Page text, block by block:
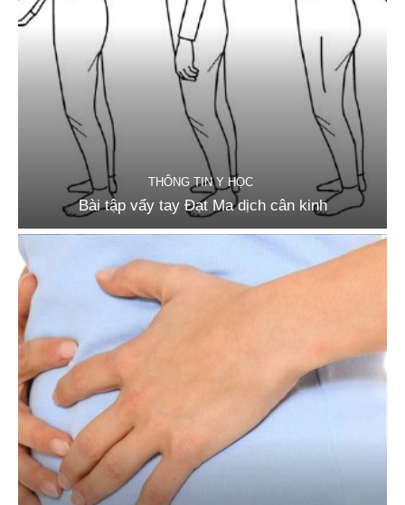
THÔNG TIN Y HỌC
Bài tập vẩy tay Đạt Ma dịch cân kinh